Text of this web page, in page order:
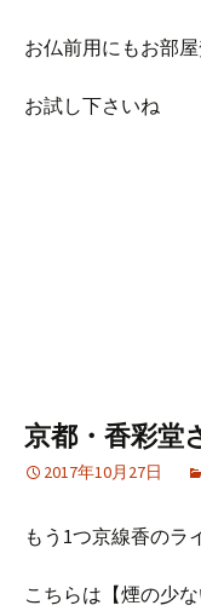
お仏前用にもお部
お試し下さいね
京都・香彩堂
2017年10月27日
もう1つ京線香のラ
こちらは【煙の少